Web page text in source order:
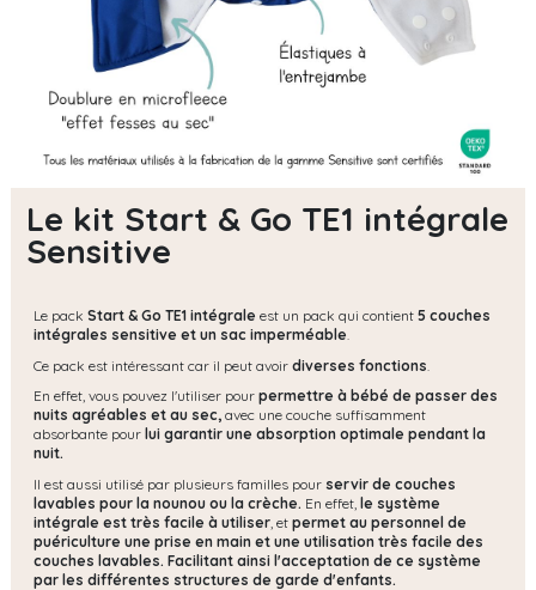
Le kit Start & Go TE1 intégrale
Sensitive
Le pack Start & Go TE1 intégrale est un pack qui contient 5 couches
intégrales sensitive et un sac imperméable
Ce pack est intéressant car il peut avoir diverses fonctions
En effet, vous pouvez l'utiliser pour permettre à bébé de passer des
nuits agréables et au sec, avec une couche suffisamment
absorbante pour lui garantir une absorption optimale pendant la
nuit.
Il est aussi utilisé par plusieurs familles pour servir de couches
lavables pour la nounou ou la crèche. En effet, le système
intégrale est très facile à utiliser , et permet au personnel de
puériculture une prise en main et une utilisation très facile des
couches lavables. Facilitant ainsi l'acceptation de ce système
par les différentes structures de garde d'enfants.